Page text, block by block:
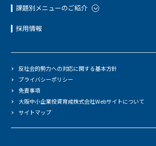
課題別メニューのご紹介
採用情報
反社会的勢力への対応に関する基本方針
プライバシーポリシー
免責事項
大阪中小企業投資育成株式会社Webサイトについて
サイトマップ